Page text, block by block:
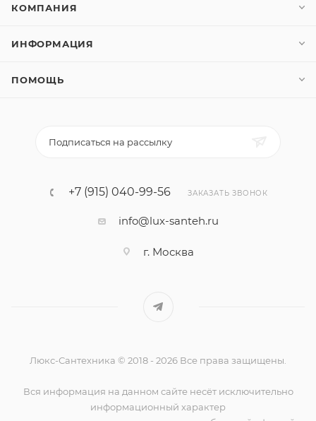
КОМПАНИЯ
ИНФОРМАЦИЯ
ПОМОЩЬ
Подписаться на рассылку
+7 (915) 040-99-56 ЗАКАЗАТЬ ЗВОНОК
info@lux-santeh.ru
г. Москва
Люкс-Сантехника © 2018 - 2026 Все права защищены.
Вся информация на данном сайте несёт исключительно
информационный характер